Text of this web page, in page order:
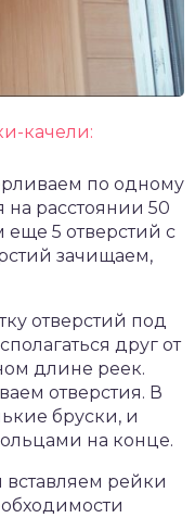
качели:
по одному
на расстоянии 50
5 отверстий с
зачищаем,
отверстий под
друг от
длине реек.
отверстия. В
бруски, и
на конце.
вставляем рейки